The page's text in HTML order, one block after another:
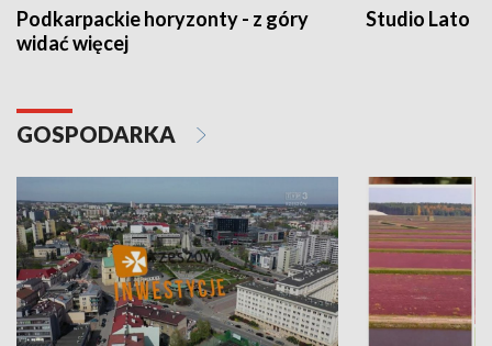
Podkarpackie horyzonty - z góry
widać więcej
Studio Lato
GOSPODARKA